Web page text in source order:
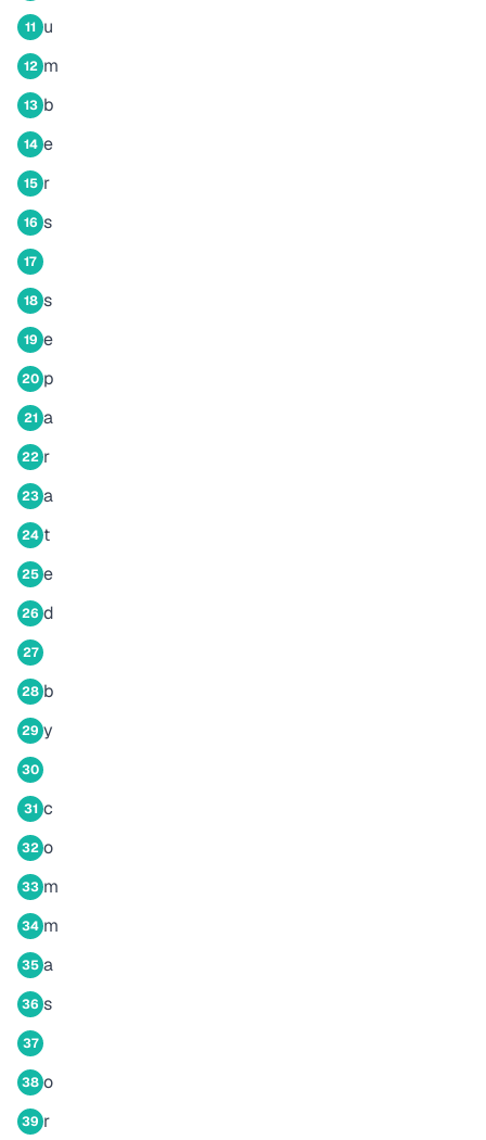
11 u
12 m
13 b
14 e
15 r
16 s
17
18 s
19 e
20 p
21 a
22 r
23 a
24 t
25 e
26 d
27
28 b
29 y
30
31 c
32 o
33 m
34 m
35 a
36 s
37
38 o
39 r